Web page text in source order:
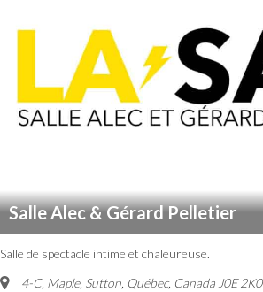
Salle Alec & Gérard Pelletier
Salle de spectacle intime et chaleureuse.
4-C, Maple, Sutton Québec, Canada J0E 2K0